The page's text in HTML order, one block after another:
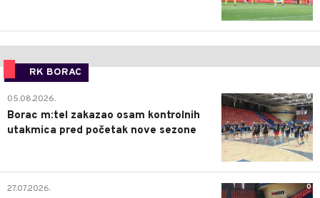
RK BORAC
0
05.08.2026.
Borac m:tel zakazao osam kontrolnih
utakmica pred početak nove sezone
0
27.07.2026.